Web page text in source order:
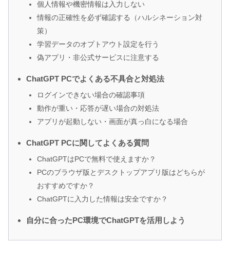
個人情報や機密情報は入力しない
情報の正確性を必ず確認する（ハルシネーション対
策）
学習データのオプトアウト設定を行う
偽アプリ・非公式サービスに注意する
ChatGPT PCでよくある不具合と対処法
ログインできない場合の確認事項
動作が重い・応答が遅い場合の対処法
アプリが起動しない・画面が真っ白になる場合
ChatGPT PCに関してよくある質問
ChatGPTはPCで無料で使えますか？
PCのブラウザ版とデスクトップアプリ版はどちらが
おすすめですか？
ChatGPTに入力した情報は安全ですか？
自分に合ったPC環境でChatGPTを活用しよう